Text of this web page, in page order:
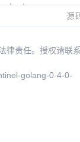
support
2026-05-11
源
律责任。授权请联
golang-0-4-0-